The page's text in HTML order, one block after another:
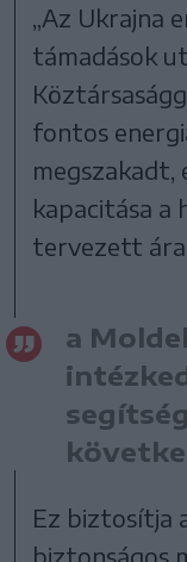
„Az Ukrajna
támadások
fontos
megszakadt,
kapacitása a
tervezett
a
Ez biztosítja
biztonságos